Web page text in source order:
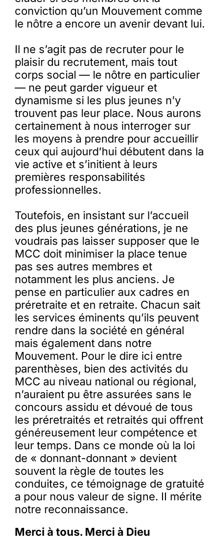
conviction qu’un Mouvement comme
le nôtre a encore un avenir devant lui.
Il ne s’agit pas de recruter pour le
plaisir du recrutement, mais tout
corps social — le nôtre en particulier
— ne peut garder vigueur et
dynamisme si les plus jeunes n’y
trouvent pas leur place. Nous aurons
certainement à nous interroger sur
les moyens à prendre pour accueillir
ceux qui aujourd’hui débutent dans la
vie active et s’initient à leurs
premières responsabilités
professionnelles.
Toutefois, en insistant sur l’accueil
des plus jeunes générations, je ne
voudrais pas laisser supposer que le
MCC doit minimiser la place tenue
pas ses autres membres et
notamment les plus anciens. Je
pense en particulier aux cadres en
préretraite et en retraite. Chacun sait
les services éminents qu’ils peuvent
rendre dans la société en général
mais également dans notre
Mouvement. Pour le dire ici entre
parenthèses, bien des activités du
MCC au niveau national ou régional,
n’auraient pu être assurées sans le
concours assidu et dévoué de tous
les préretraités et retraités qui offrent
généreusement leur compétence et
leur temps. Dans ce monde où la loi
de « donnant-donnant » devient
souvent la règle de toutes les
conduites, ce témoignage de gratuité
a pour nous valeur de signe. II mérite
notre reconnaissance.
Merci à tous. Merci à Dieu